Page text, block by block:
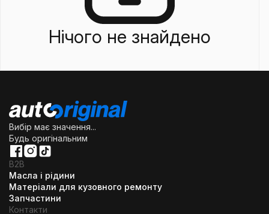
Нічого не знайдено
Вибір має значення...
Будь оригінальним
B2B
Масла і рідини
Матеріали для кузовного ремонту
Запчастини
Контакти